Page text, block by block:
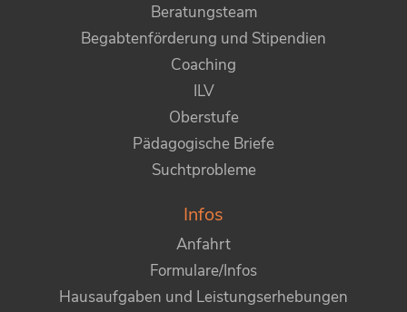
Beratungsteam
Begabtenförderung und Stipendien
Coaching
ILV
Oberstufe
Pädagogische Briefe
Suchtprobleme
Infos
Anfahrt
Formulare/Infos
Hausaufgaben und Leistungserhebungen